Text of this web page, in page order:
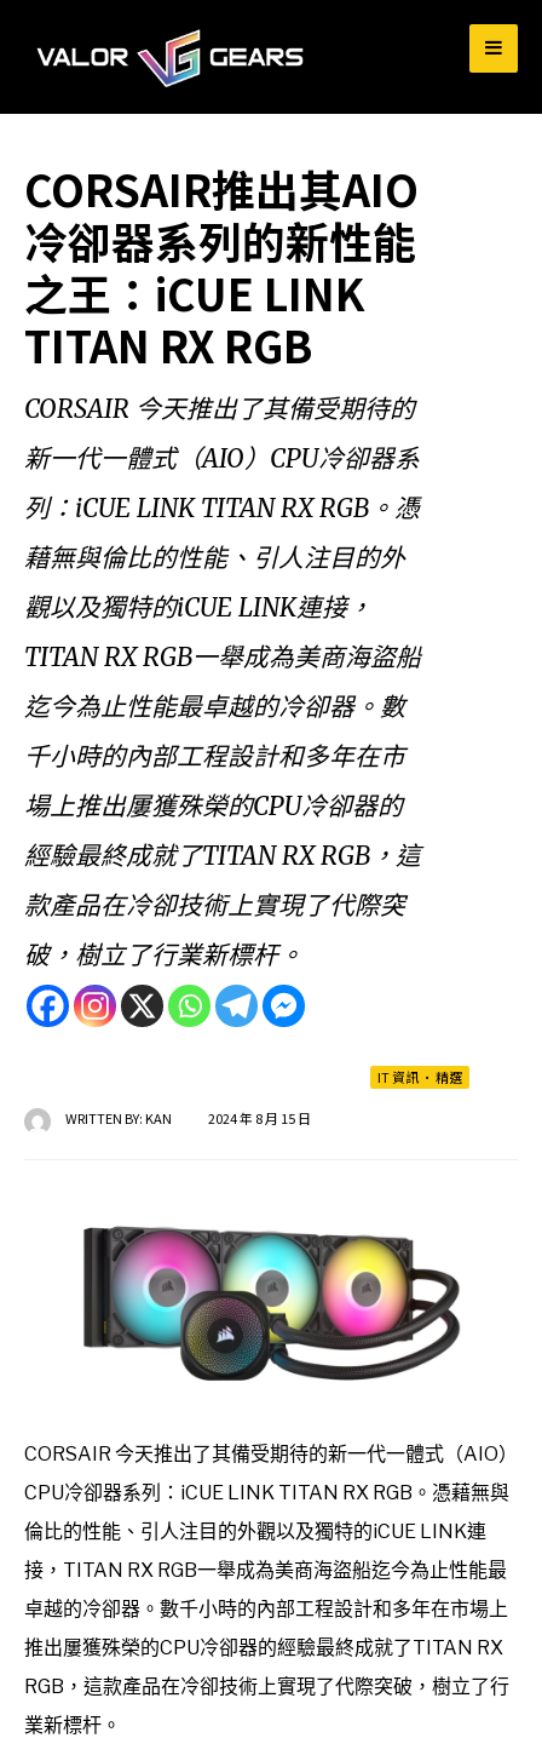
CORSAIR推出其AIO
冷卻器系列的新性能
之王：iCUE LINK
TITAN RX RGB
CORSAIR 今天推出了其備受期待的
新一代一體式（AIO）CPU冷卻器系
列：iCUE LINK TITAN RX RGB。憑
藉無與倫比的性能、引人注目的外
觀以及獨特的iCUE LINK連接，
TITAN RX RGB一舉成為美商海盜船
迄今為止性能最卓越的冷卻器。數
千小時的內部工程設計和多年在市
場上推出屢獲殊榮的CPU冷卻器的
經驗最終成就了TITAN RX RGB，這
款產品在冷卻技術上實現了代際突
破，樹立了行業新標杆。
IT 資訊 • 精選
WRITTEN BY:KAN 2024 年 8 月 15 日
CORSAIR 今天推出了其備受期待的新一代一體式（AIO）
CPU冷卻器系列：iCUE LINK TITAN RX RGB。憑藉無與
倫比的性能、引人注目的外觀以及獨特的iCUE LINK連
接，TITAN RX RGB一舉成為美商海盜船迄今為止性能最
卓越的冷卻器。數千小時的內部工程設計和多年在市場上
推出屢獲殊榮的CPU冷卻器的經驗最終成就了TITAN RX
RGB，這款產品在冷卻技術上實現了代際突破，樹立了行
業新標杆。